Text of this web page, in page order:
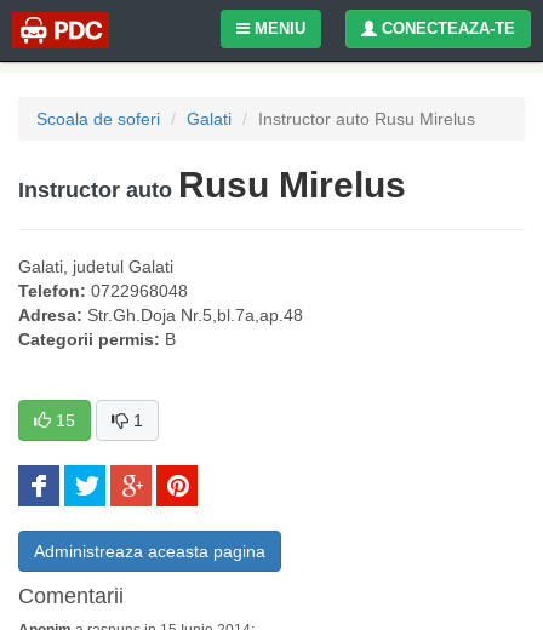
CONECTEAZA-TE
MENIU
Scoala de soferi Galati Instructor auto Rusu Mirelus
Instructor auto Rusu Mirelus
Galati , judetul Galati
Telefon: 0722968048
Adresa: Str.Gh.Doja Nr.5,bl.7a,ap.48
Categorii permis: B
15 1
Administreaza aceasta pagina
Comentarii